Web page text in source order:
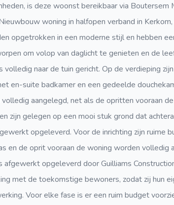
is deze woonst bereikbaar via Boutersem
woning in halfopen verband in
opgetrokken in een moderne stijl en hebben
om volop van daglicht te genieten en de
volledig naar de tuin gericht. Op de verdieping
en-suite badkamer en een gedeelde
aangelegd, net als de opritten vooraan
zijn gelegen op een mooi stuk grond dat
opgeleverd. Voor de inrichting zijn ruime
en de oprit vooraan de woning worden
opgeleverd door Guilliams
met de toekomstige bewoners, zodat zij hun
Voor elke fase is er een ruim budget